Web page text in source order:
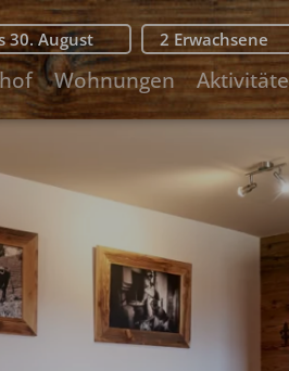
30. August 2 Erwachsene
Wohnungen